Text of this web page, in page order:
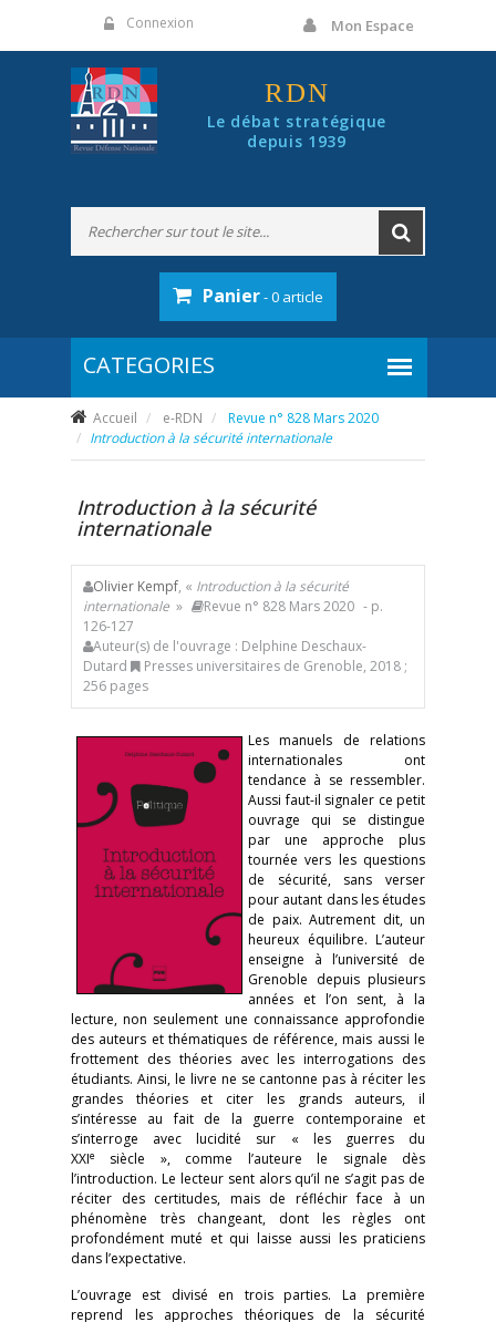
Connexion Mon Espace
RDN
Le débat stratégique
depuis 1939
Panier- 0 article
Accueil e-RDN
Revue n° 828 Mars 2020
Introduction à la sécurité internationale
Introduction à la sécurité
internationale
Olivier Kempf, « Introduction à la sécurité
internationale » Revue n° 828 Mars 2020 - p.
126-127
Auteur(s) de l'ouvrage : Delphine Deschaux-
Dutard
Presses universitaires de Grenoble, 2018 ;
256 pages
Les manuels de relations
internationales ont
tendance à se ressembler.
Aussi faut-il signaler ce petit
ouvrage qui se distingue
par une approche plus
tournée vers les questions
de sécurité, sans verser
pour autant dans les études
de paix. Autrement dit, un
heureux équilibre. L’auteur
enseigne à l’université de
Grenoble depuis plusieurs
années et l’on sent, à la
lecture, non seulement une connaissance approfondie
des auteurs et thématiques de référence, mais aussi le
frottement des théories avec les interrogations des
étudiants. Ainsi, le livre ne se cantonne pas à réciter les
grandes théories et citer les grands auteurs, il
s’intéresse au fait de la guerre contemporaine et
s’interroge avec lucidité sur « les guerres du
XXIe
siècle », comme l’auteure le signale dès
l’introduction. Le lecteur sent alors qu’il ne s’agit pas de
réciter des certitudes, mais de réfléchir face à un
phénomène très changeant, dont les règles ont
profondément muté et qui laisse aussi les praticiens
dans l’expectative.
L’ouvrage est divisé en trois parties. La première
reprend les approches théoriques de la sécurité